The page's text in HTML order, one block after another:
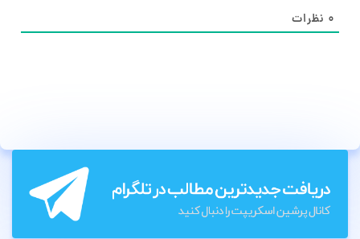
۰ نظرات